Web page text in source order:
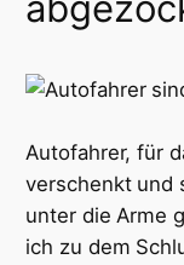
Autofahrer, für
verschenkt und
unter die Arme
ich zu dem